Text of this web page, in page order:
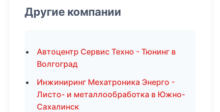
Другие компании
Автоцентр Сервис Техно - Тюнинг в
Волгоград
Инжиниринг Мехатроника Энерго -
Листо- и металлообработка в Южно-
Сахалинск